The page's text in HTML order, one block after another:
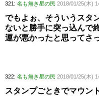
321: 名も無き星の民 2018/01/25(木)
でもよぉ、そういうスタ
ないと勝手に突っ込んで
運が悪かったと思ってさ
322: 名も無き星の民 2018/01/25(木)
スタンプごときでマウン